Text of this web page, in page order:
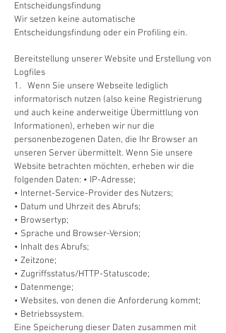
Entscheidungsfindung
Wir setzen keine automatische
Entscheidungsfindung oder ein Profiling ein.
Bereitstellung unserer Website und Erstellung von
Logfiles
1. Wenn Sie unsere Webseite lediglich
informatorisch nutzen (also keine Registrierung
und auch keine anderweitige Übermittlung von
Informationen), erheben wir nur die
personenbezogenen Daten, die Ihr Browser an
unseren Server übermittelt. Wenn Sie unsere
Website betrachten möchten, erheben wir die
folgenden Daten: • IP-Adresse;
• Internet-Service-Provider des Nutzers;
• Datum und Uhrzeit des Abrufs;
• Browsertyp;
• Sprache und Browser-Version;
• Inhalt des Abrufs;
• Zeitzone;
• Zugriffsstatus/HTTP-Statuscode;
• Datenmenge;
• Websites, von denen die Anforderung kommt;
• Betriebssystem.
Eine Speicherung dieser Daten zusammen mit